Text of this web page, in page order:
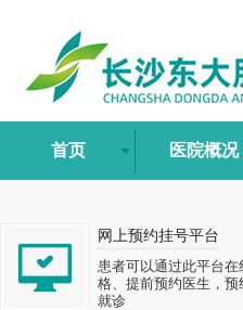
首页 医院概况
网上预约挂号平台
患者可以通过此平台
格、提前预约医生，
就诊